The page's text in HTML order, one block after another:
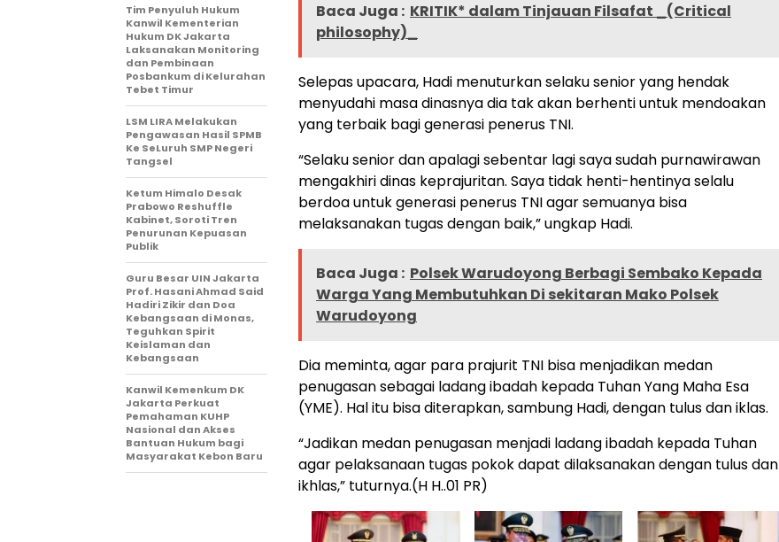
Baca Juga : KRITIK* dalam Tinjauan Filsafat _(Critical
philosophy)_
Selepas upacara, Hadi menuturkan selaku senior yang hendak
menyudahi masa dinasnya dia tak akan berhenti untuk mendoakan
yang terbaik bagi generasi penerus TNI.
“Selaku senior dan apalagi sebentar lagi saya sudah purnawirawan
mengakhiri dinas keprajuritan. Saya tidak henti-hentinya selalu
berdoa untuk generasi penerus TNI agar semuanya bisa
melaksanakan tugas dengan baik,” ungkap Hadi.
Baca Juga : Polsek Warudoyong Berbagi Sembako Kepada
Warga Yang Membutuhkan Di sekitaran Mako Polsek
Warudoyong
Dia meminta, agar para prajurit TNI bisa menjadikan medan
penugasan sebagai ladang ibadah kepada Tuhan Yang Maha Esa
(YME). Hal itu bisa diterapkan, sambung Hadi, dengan tulus dan iklas.
“Jadikan medan penugasan menjadi ladang ibadah kepada Tuhan
agar pelaksanaan tugas pokok dapat dilaksanakan dengan tulus dan
ikhlas,” tuturnya.(H H..01 PR)
Tim Penyuluh Hukum
Kanwil Kementerian
Hukum DK Jakarta
Laksanakan Monitoring
dan Pembinaan
Posbankum di Kelurahan
Tebet Timur
LSM LIRA Melakukan
Pengawasan Hasil SPMB
Ke SeLuruh SMP Negeri
Tangsel
Ketum Himalo Desak
Prabowo Reshuffle
Kabinet, Soroti Tren
Penurunan Kepuasan
Publik
Guru Besar UIN Jakarta
Prof. Hasani Ahmad Said
Hadiri Zikir dan Doa
Kebangsaan di Monas,
Teguhkan Spirit
Keislaman dan
Kebangsaan
Kanwil Kemenkum DK
Jakarta Perkuat
Pemahaman KUHP
Nasional dan Akses
Bantuan Hukum bagi
Masyarakat Kebon Baru